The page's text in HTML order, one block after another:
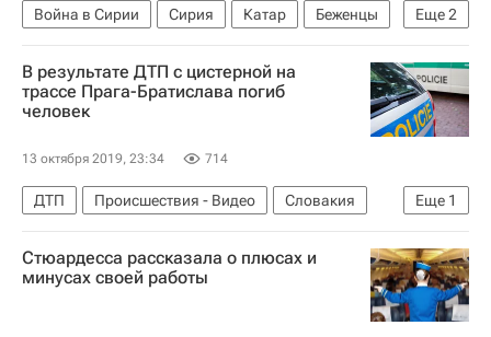
Еще2
Война в Сирии Сирия Катар
Беженцы
Война в Сирии
Военная операция Турции в Сирии
В результате ДТП с цистерной на
трассе Прага-Братислава погиб
человек
13 октября 2019, 23:34 714
Еще 1
ДТП Происшествия - Видео
Словакия
Чехия
Стюардесса рассказала о плюсах и
минусах своей работы